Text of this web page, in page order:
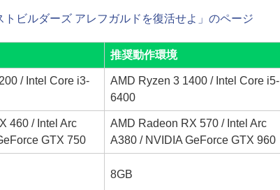
ビルダーズ アレフガルドを復活せよ」のページ
推奨動作環境
/ Intel Core i3-
AMD Ryzen 3 1400 / Intel Core i5-
6400
460 / Intel Arc
GTX 750
AMD Radeon RX 570 / Intel Arc
A380 / NVIDIA GeForce GTX 960
8GB